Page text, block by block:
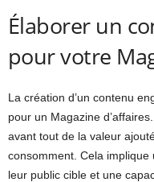
Élaborer un
pour votre
La création d’un contenu
pour un Magazine
avant tout de la valeur
consomment. Cela
leur public cible et une